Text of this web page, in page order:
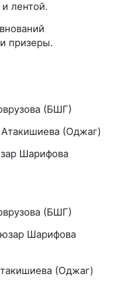
лентой.
призеры.
(БШГ)
(Оджаг)
Шарифова
(БШГ)
Шарифова
(Оджаг)